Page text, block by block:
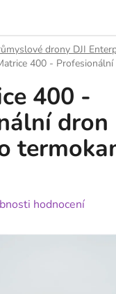
drony DJI
400 -
400 -
dron
hodnocení